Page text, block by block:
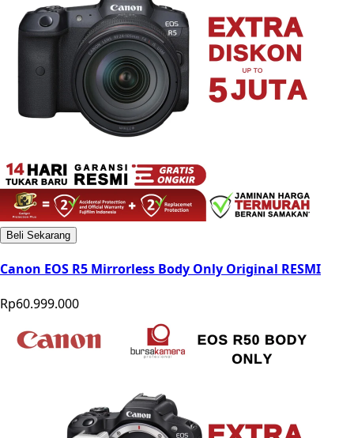
Beli Sekarang
Canon EOS R5 Mirrorless Body Only Original RESMI
Rp60.999.000